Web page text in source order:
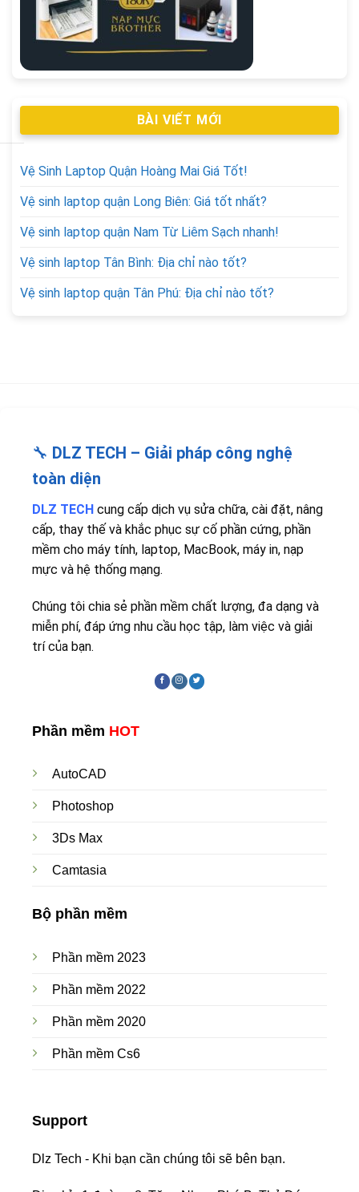
BÀI VIẾT MỚI
Vệ Sinh Laptop Quận Hoàng Mai Giá Tốt!
Vệ sinh laptop quận Long Biên: Giá tốt nhất?
Vệ sinh laptop quận Nam Từ Liêm Sạch nhanh!
Vệ sinh laptop Tân Bình: Địa chỉ nào tốt?
Vệ sinh laptop quận Tân Phú: Địa chỉ nào tốt?
🔧 DLZ TECH – Giải pháp công nghệ
toàn diện
DLZ TECH cung cấp dịch vụ sửa chữa, cài đặt, nâng
cấp, thay thế và khắc phục sự cố phần cứng, phần
mềm cho máy tính, laptop, MacBook, máy in, nạp
mực và hệ thống mạng.
Chúng tôi chia sẻ phần mềm chất lượng, đa dạng và
miễn phí, đáp ứng nhu cầu học tập, làm việc và giải
trí của bạn.
Phần mềm HOT
AutoCAD
Photoshop
3Ds Max
Camtasia
Bộ phần mềm
Phần mềm 2023
Phần mềm 2022
Phần mềm 2020
Phần mềm Cs6
Support
Dlz Tech - Khi bạn cần chúng tôi sẽ bên bạn.